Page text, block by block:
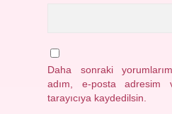
Daha sonraki
adım, e-posta
tarayıcıya kaydedilsin.